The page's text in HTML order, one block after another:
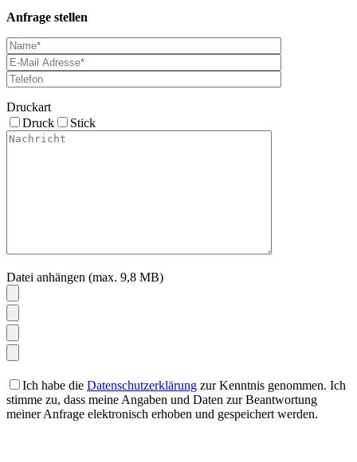
Anfrage stellen
Druckart
Druck
Stick
Datei anhängen (max. 9,8 MB)
Ich habe die Datenschutzerklärung zur Kenntnis genommen. Ich
stimme zu, dass meine Angaben und Daten zur Beantwortung
meiner Anfrage elektronisch erhoben und gespeichert werden.